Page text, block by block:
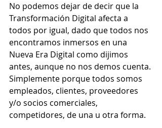
No podemos dejar de decir que la
Transformación Digital afecta a
todos por igual, dado que todos nos
encontramos inmersos en una
Nueva Era Digital como dijimos
antes, aunque no nos demos cuenta.
Simplemente porque todos somos
empleados, clientes, proveedores
y/o socios comerciales,
competidores, de una u otra forma.